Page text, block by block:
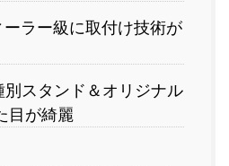
ラー級に取付け技術が
スタンド＆オリジナル
目が綺麗